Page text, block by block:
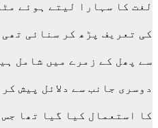
لغت کا سہارا لیتے ہوئے
کی تعریف پڑھ کر سنائی
سے پھل کے زمرے میں شامل
دوسری جانب سے دلائل پیش
کا استعمال کیا گیا تھا